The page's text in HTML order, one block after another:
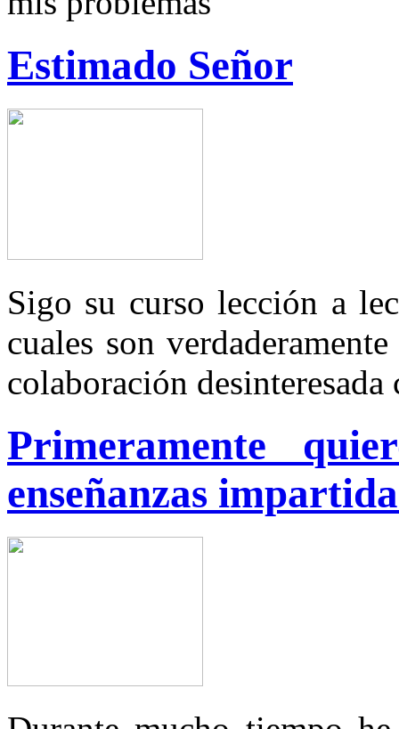
Estimado Señor
Sigo su curso lección a
cuales son
colaboración
Primeramente
enseñanzas